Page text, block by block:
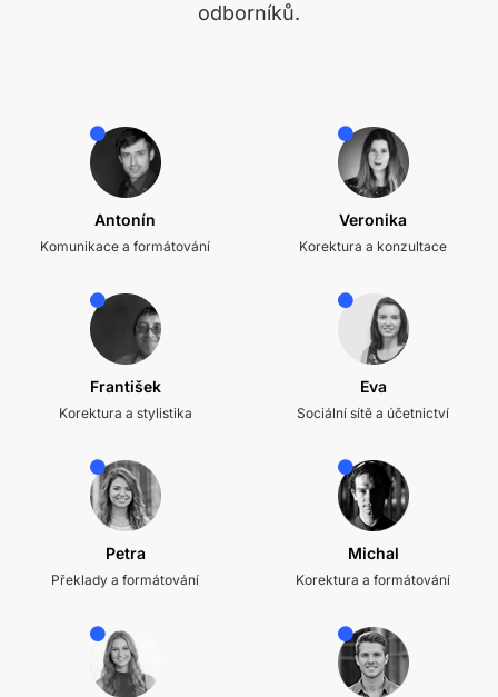
odborníků.
Antonín
Komunikace a formátování
Veronika
Korektura a konzultace
František
Korektura a stylistika
Eva
Sociální sítě a účetnictví
Petra
Překlady a formátování
Michal
Korektura a formátování